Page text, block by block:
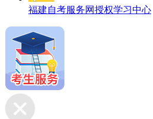
福建自考服务网授权学习中心